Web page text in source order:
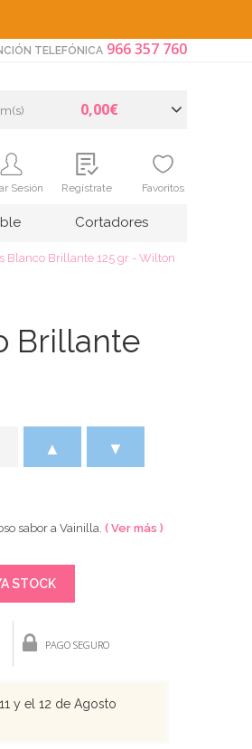
TELEFÓNICA 966 357 760
0,00€
Sesión Regístrate Favoritos
Cortadores
Blanco Brillante 125 gr - Wilton
Brillante
▲ ▼
sabor a Vainilla. ( Ver más )
STOCK
PAGO SEGURO
y el 12 de Agosto